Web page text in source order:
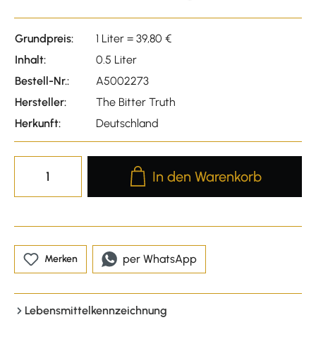
Grundpreis:
1 Liter = 39,80 €
Inhalt:
0.5 Liter
Bestell-Nr.:
A5002273
Hersteller:
The Bitter Truth
Herkunft:
Deutschland
Produkt Anzahl: Gib den
In den Warenkorb
Merken per WhatsApp
Lebensmittelkennzeichnung